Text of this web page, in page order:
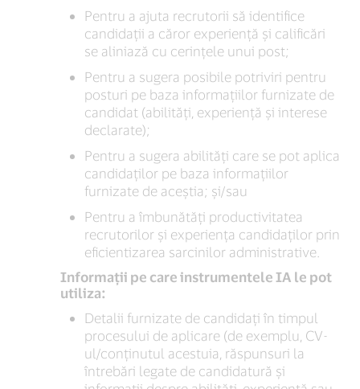
Pentru a ajuta recrutorii să identifice
candidații a căror experiență și calificări
se aliniază cu cerințele unui post;
Pentru a sugera posibile potriviri pentru
posturi pe baza informațiilor furnizate de
candidat (abilități, experiență și interese
declarate);
Pentru a sugera abilități care se pot aplica
candidaților pe baza informațiilor
furnizate de aceștia; și/sau
Pentru a îmbunătăți productivitatea
recrutorilor și experiența candidaților prin
eficientizarea sarcinilor administrative.
Informații pe care instrumentele IA le pot
utiliza:
Detalii furnizate de candidați în timpul
procesului de aplicare (de exemplu, CV-
ul/conținutul acestuia, răspunsuri la
întrebări legate de candidatură și